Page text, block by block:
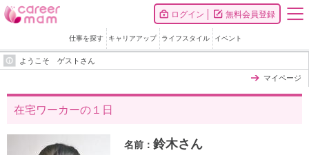
ログイン 無料会員登録
仕事を探す キャリアアップ ライフスタイル イベント
ようこそ ゲストさん
マイページ
在宅ワーカーの１日
名前： 鈴木さん